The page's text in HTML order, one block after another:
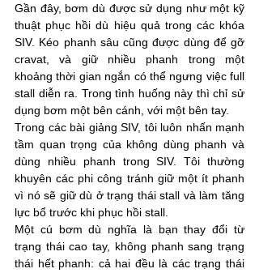
Gần đây, bơm dù được sử dụng như một kỹ
thuật phục hồi dù hiệu quả trong các khóa
SIV. Kéo phanh sâu cũng được dùng để gỡ
cravat, và giữ nhiều phanh trong một
khoảng thời gian ngắn có thể ngưng việc full
stall diễn ra. Trong tình huống này thì chỉ sử
dụng bơm một bên cánh, với một bên tay.
Trong các bài giảng SIV, tôi luôn nhấn mạnh
tầm quan trọng của không dùng phanh và
dùng nhiều phanh trong SIV. Tôi thường
khuyên các phi công tránh giữ một ít phanh
vì nó sẽ giữ dù ở trạng thái stall và làm tăng
lực bổ trước khi phục hồi stall.
Một cú bơm dù nghĩa là bạn thay đổi từ
trạng thái cao tay, không phanh sang trạng
thái hết phanh: cả hai đều là các trạng thái